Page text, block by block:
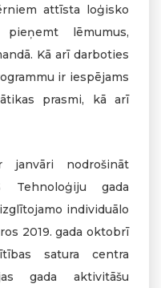
attīsta loģisko
lēmumus,
Kā arī darboties
ir iespējams
prasmi, kā arī
nodrošināt
Tehnoloģiju gada
individuālo
2019. gada oktobrī
satura centra
gada aktivitāšu